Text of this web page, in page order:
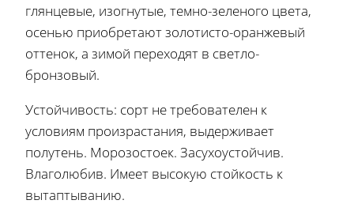
глянцевые, изогнутые, темно-зеленого цвета,
осенью приобретают золотисто-оранжевый
оттенок, а зимой переходят в светло-
бронзовый.
Устойчивость: сорт не требователен к
условиям произрастания, выдерживает
полутень. Морозостоек. Засухоустойчив.
Влаголюбив. Имеет высокую стойкость к
вытаптыванию.